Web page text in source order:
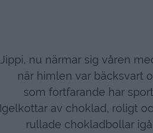
Jippi, nu närmar sig våren
när himlen var bäcksvart
som fortfarande har
Igelkottar av choklad, roligt
rullade chokladbollar